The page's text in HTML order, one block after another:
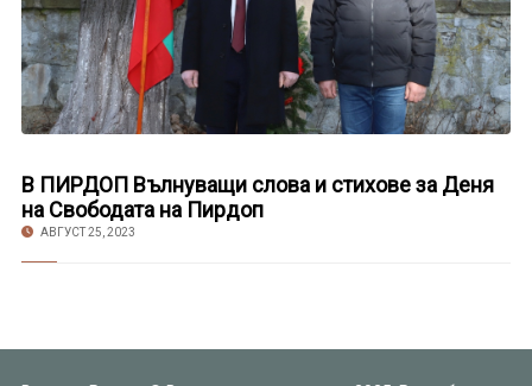
В ПИРДОП Вълнуващи слова и стихове за Деня
на Свободата на Пирдоп
АВГУСТ 25, 2023